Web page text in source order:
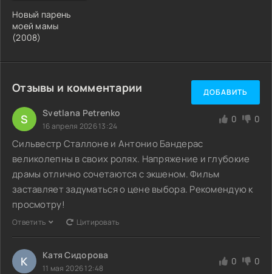
Новый парень
моей мамы
(2008)
Отзывы и комментарии ДОБАВИТЬ
S Svetlana Petrenko
16 апреля 2026 13:24
0 0
Сильвестр Сталлоне и Антонио Бандерас
великолепны в своих ролях. Напряжение и глубокие
драмы отлично сочетаются с экшеном. Фильм
заставляет задуматься о цене выбора. Рекомендую к
просмотру!
Ответить Цитировать
К Катя Сидорова
11 мая 2026 12:48
0 0